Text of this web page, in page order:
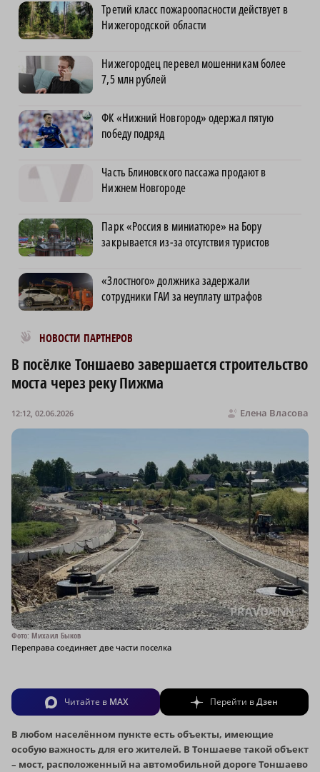
Третий класс пожароопасности действует в
Нижегородской области
Нижегородец перевел мошенникам более
7,5 млн рублей
ФК «Нижний Новгород» одержал пятую
победу подряд
Часть Блиновского пассажа продают в
Нижнем Новгороде
Парк «Россия в миниатюре» на Бору
закрывается из-за отсутствия туристов
«Злостного» должника задержали
сотрудники ГАИ за неуплату штрафов
НОВОСТИ ПАРТНЕРОВ
Новости МирТесен
В посёлке Тоншаево завершается строительство
моста через реку Пижма
Елена Власова
12:12, 02.06.2026
Фото: Михаил Быков
Переправа соединяет две части поселка
Читайте в MAX Перейти вДзен
В любом населённом пункте есть объекты, имеющие
особую важность для его жителей. В Тоншаеве такой объект
– мост, расположенный на автомобильной дороге Тоншаево